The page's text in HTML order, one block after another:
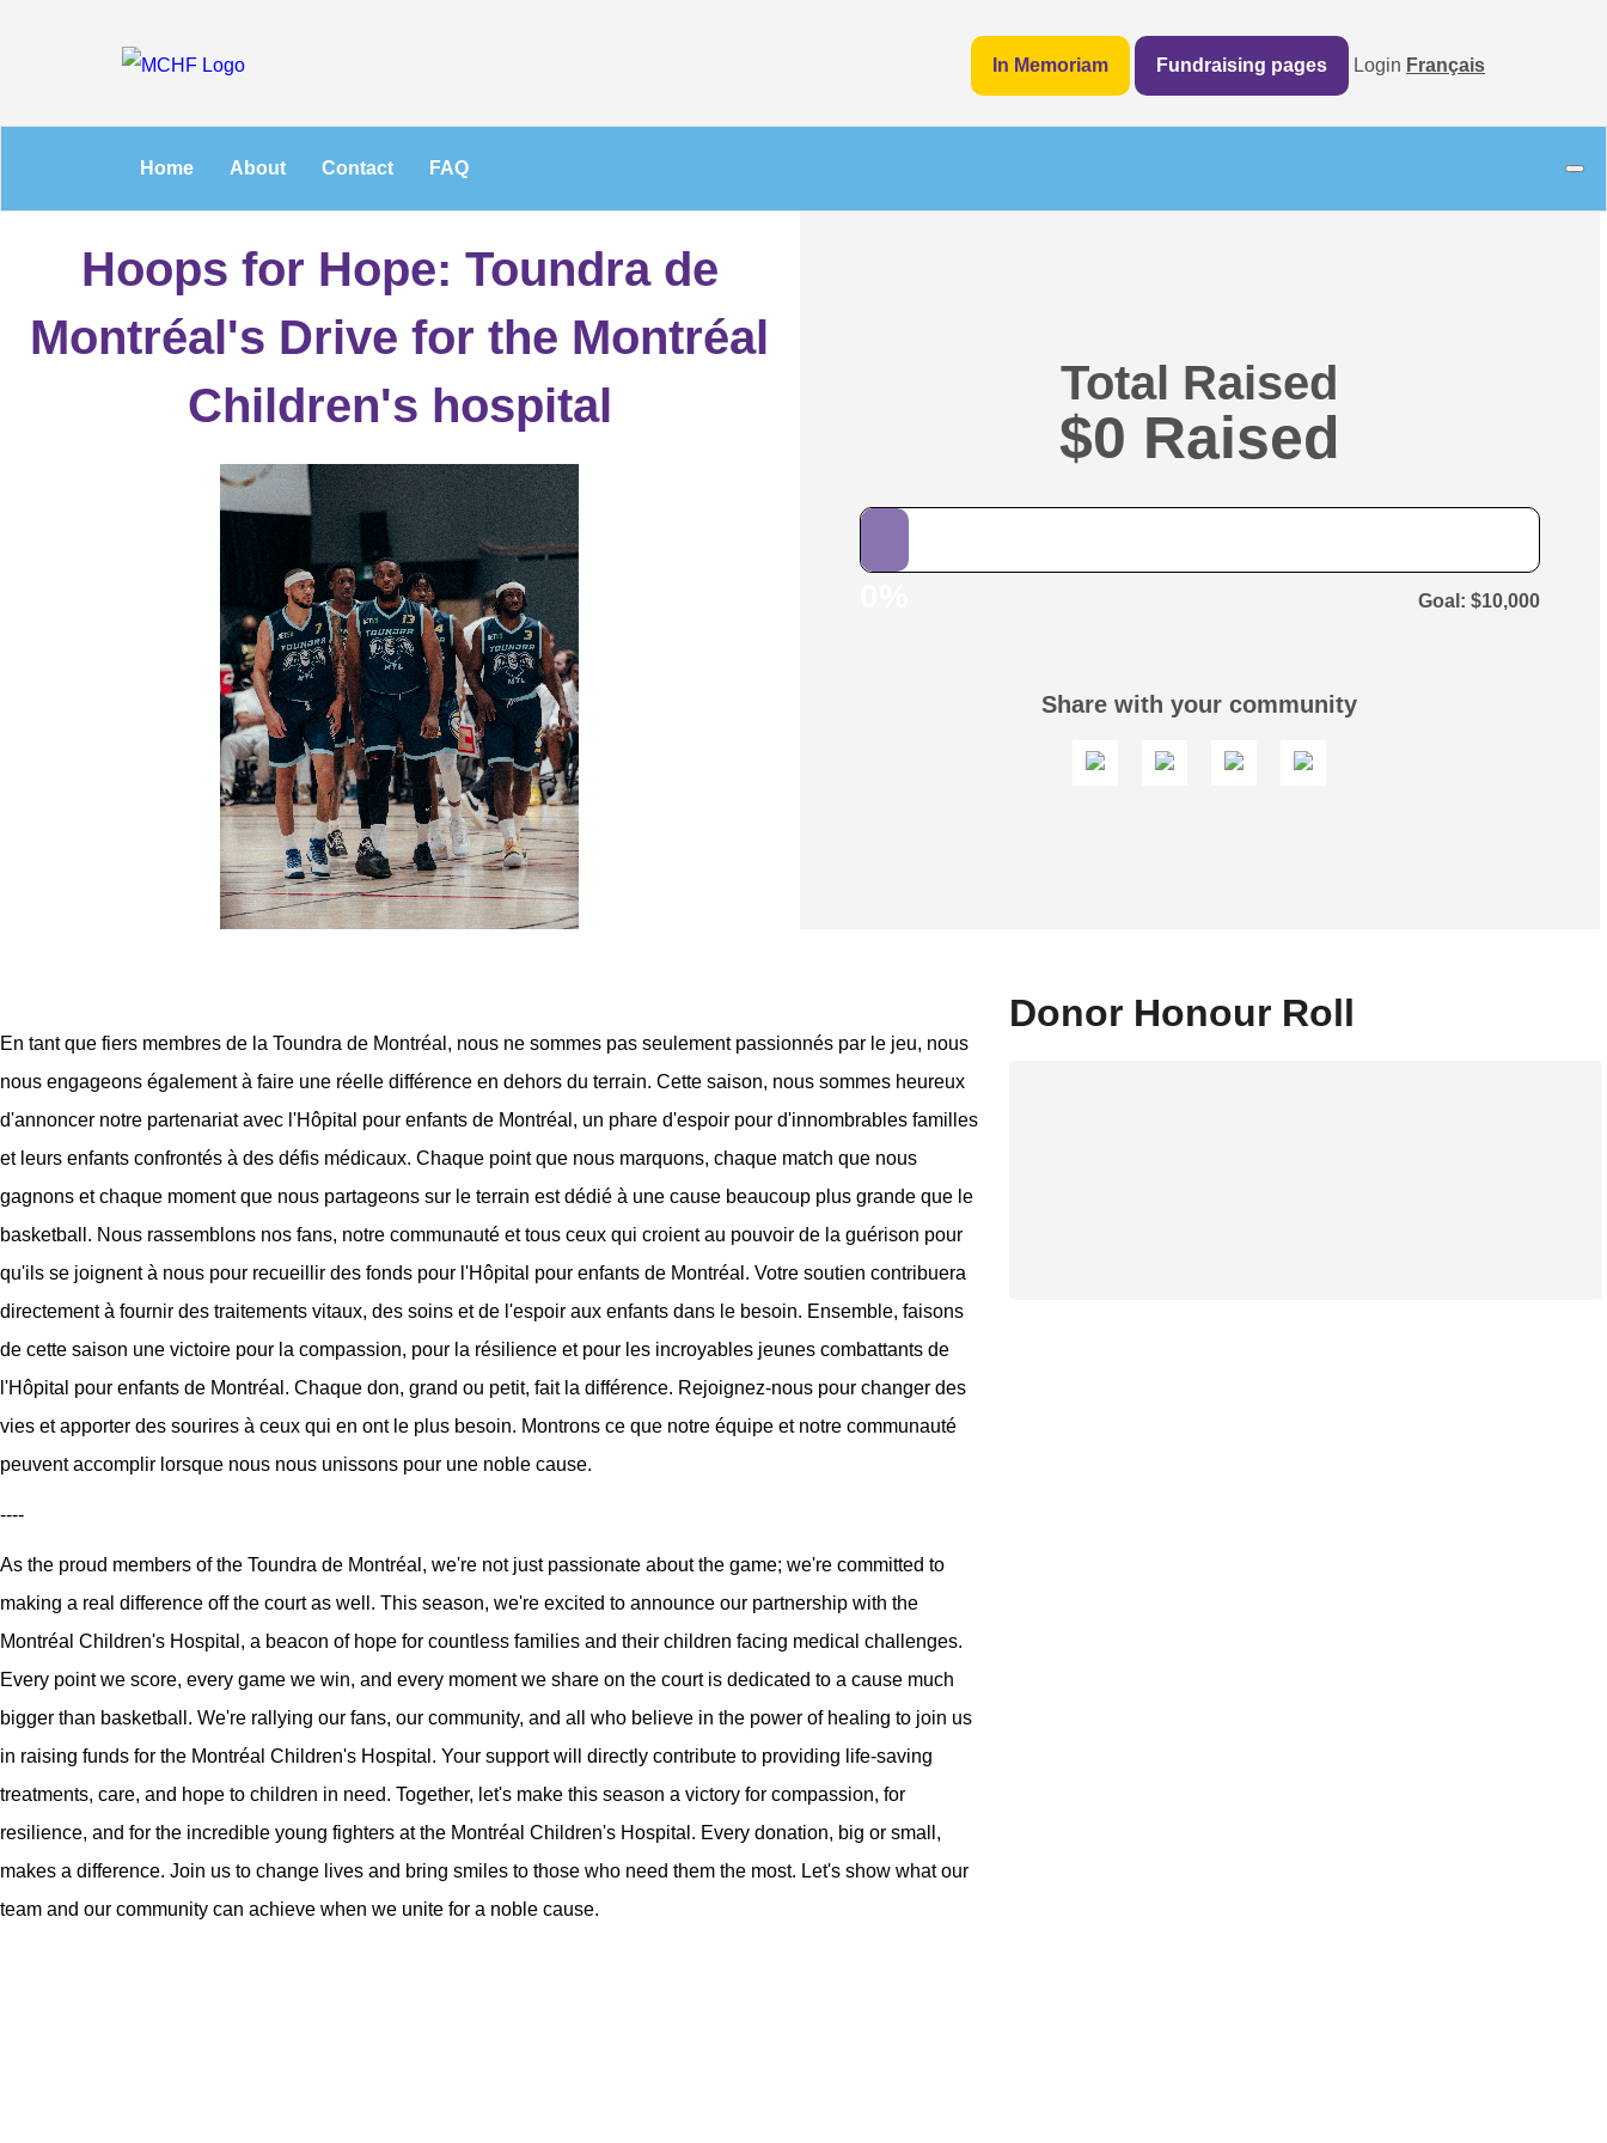
In Memoriam Fundraising pages Login Français
Home About Contact FAQ
Hoops for Hope: Toundra de
Montréal's Drive for the Montréal
Children's hospital
$0
Total Raised
$10,000
Share with your community
En tant que fiers membres de la Toundra de Montréal, nous ne sommes pas seulement passionnés par le jeu, nous
nous engageons également à faire une réelle différence en dehors du terrain. Cette saison, nous sommes heureux
d'annoncer notre partenariat avec l'Hôpital pour enfants de Montréal, un phare d'espoir pour d'innombrables familles
et leurs enfants confrontés à des défis médicaux. Chaque point que nous marquons, chaque match que nous
gagnons et chaque moment que nous partageons sur le terrain est dédié à une cause beaucoup plus grande que le
basketball. Nous rassemblons nos fans, notre communauté et tous ceux qui croient au pouvoir de la guérison pour
qu'ils se joignent à nous pour recueillir des fonds pour l'Hôpital pour enfants de Montréal. Votre soutien contribuera
directement à fournir des traitements vitaux, des soins et de l'espoir aux enfants dans le besoin. Ensemble, faisons
de cette saison une victoire pour la compassion, pour la résilience et pour les incroyables jeunes combattants de
l'Hôpital pour enfants de Montréal. Chaque don, grand ou petit, fait la différence. Rejoignez-nous pour changer des
vies et apporter des sourires à ceux qui en ont le plus besoin. Montrons ce que notre équipe et notre communauté
peuvent accomplir lorsque nous nous unissons pour une noble cause.
----
As the proud members of the Toundra de Montréal, we're not just passionate about the game; we're committed to
making a real difference off the court as well. This season, we're excited to announce our partnership with the
Montréal Children's Hospital, a beacon of hope for countless families and their children facing medical challenges.
Every point we score, every game we win, and every moment we share on the court is dedicated to a cause much
bigger than basketball. We're rallying our fans, our community, and all who believe in the power of healing to join us
in raising funds for the Montréal Children's Hospital. Your support will directly contribute to providing life-saving
treatments, care, and hope to children in need. Together, let's make this season a victory for compassion, for
resilience, and for the incredible young fighters at the Montréal Children's Hospital. Every donation, big or small,
makes a difference. Join us to change lives and bring smiles to those who need them the most. Let's show what our
team and our community can achieve when we unite for a noble cause.
Donor Honour Roll